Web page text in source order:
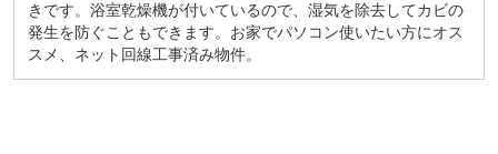
きです。浴室乾燥機が付いているので、湿気を除去してカビの
発生を防ぐこともできます。お家でパソコン使いたい方にオス
スメ、ネット回線工事済み物件。